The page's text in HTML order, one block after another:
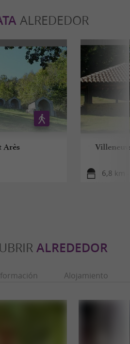
ALREDEDOR
Arès
6,8 km
ALREDEDOR
Alojamiento